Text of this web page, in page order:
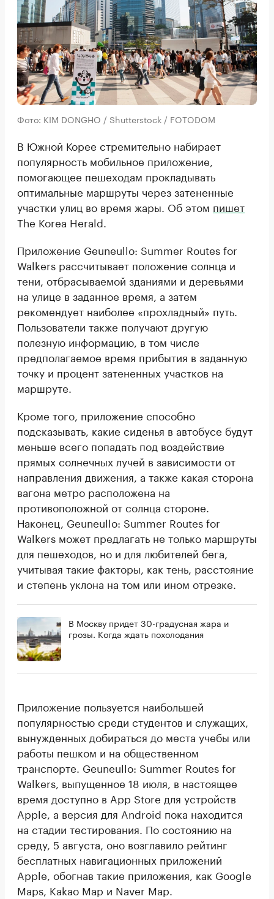
Фото: KIM DONGHO / Shutterstock / FOTODOM
В Южной Корее стремительно набирает
популярность мобильное приложение,
помогающее пешеходам прокладывать
оптимальные маршруты через затененные
участки улиц во время жары. Об этом пишет
The Korea Herald.
Приложение Geuneullo: Summer Routes for
Walkers рассчитывает положение солнца и
тени, отбрасываемой зданиями и деревьями
на улице в заданное время, а затем
рекомендует наиболее «прохладный» путь.
Пользователи также получают другую
полезную информацию, в том числе
предполагаемое время прибытия в заданную
точку и процент затененных участков на
маршруте.
Кроме того, приложение способно
подсказывать, какие сиденья в автобусе будут
меньше всего попадать под воздействие
прямых солнечных лучей в зависимости от
направления движения, а также какая сторона
вагона метро расположена на
противоположной от солнца стороне.
Наконец, Geuneullo: Summer Routes for
Walkers может предлагать не только маршруты
для пешеходов, но и для любителей бега,
учитывая такие факторы, как тень, расстояние
и степень уклона на том или ином отрезке.
В Москву придет 30-градусная жара и
грозы. Когда ждать похолодания
Приложение пользуется наибольшей
популярностью среди студентов и служащих,
вынужденных добираться до места учебы или
работы пешком и на общественном
транспорте. Geuneullo: Summer Routes for
Walkers, выпущенное 18 июля, в настоящее
время доступно в App Store для устройств
Apple, а версия для Android пока находится
на стадии тестирования. По состоянию на
среду, 5 августа, оно возглавило рейтинг
бесплатных навигационных приложений
Apple, обогнав такие приложения, как Google
Maps, Kakao Map и Naver Map.